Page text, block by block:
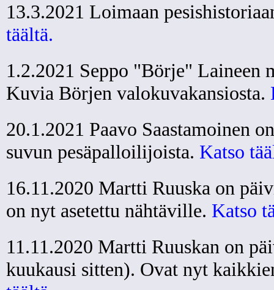
13.3.2021 Loimaan
täältä.
1.2.2021 Seppo "Börje"
Kuvia Börjen valokuvakansiosta.
20.1.2021 Paavo Saastamoinen
suvun pesäpalloilijoista. Katso
16.11.2020 Martti Ruuska on
on nyt asetettu nähtäville. Katso
11.11.2020 Martti Ruuskan on
kuukausi sitten). Ovat nyt